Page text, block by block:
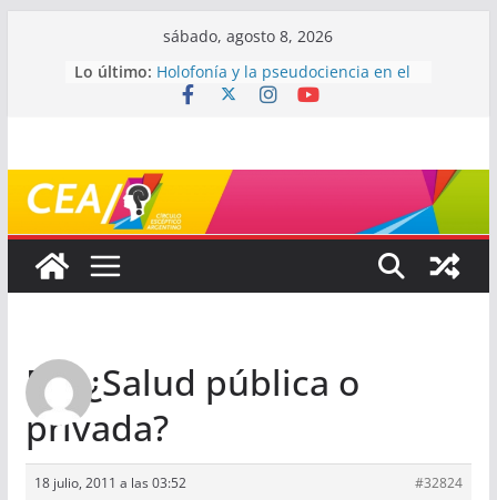
sábado, agosto 8, 2026
Lo último: Holofonía y la pseudociencia en el
audio
Mayéutica (o cómo debatir sin
terminar a los golpes)
Somos menos capaces de lo que
Re: ¿Salud pública o
privada?
18 julio, 2011 a las 03:52
#32824